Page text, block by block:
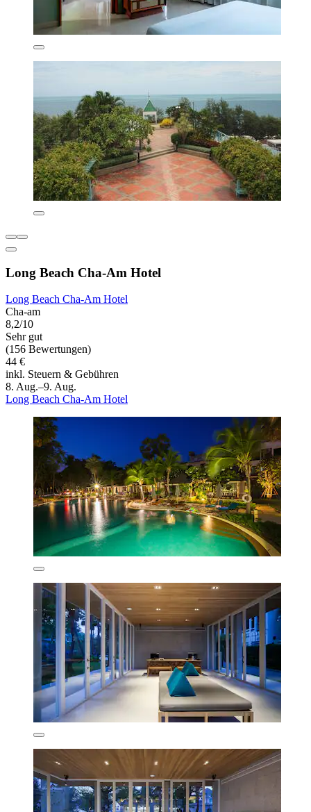
Long Beach Cha-Am Hotel
Long Beach Cha-Am Hotel
Cha-am
8,2/10
Sehr gut
(156 Bewertungen)
44 €
inkl. Steuern & Gebühren
8. Aug.–9. Aug.
Long Beach Cha-Am Hotel